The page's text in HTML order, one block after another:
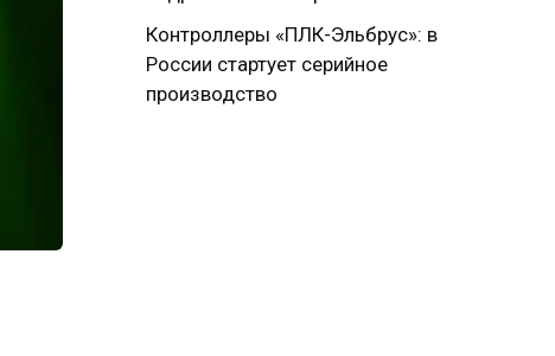
Контроллеры «ПЛК-Эльбрус»: в
России стартует серийное
производство